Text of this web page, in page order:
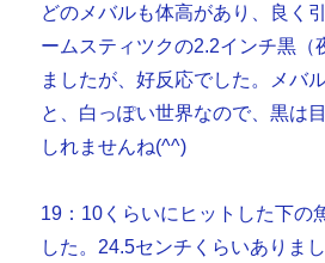
どのメバルも体高があり、良く
ームスティツクの2.2インチ黒（
ましたが、好反応でした。メバ
と、白っぽい世界なので、黒は
しれませんね(^^)
19：10くらいにヒットした下の
した。24.5センチくらいありま